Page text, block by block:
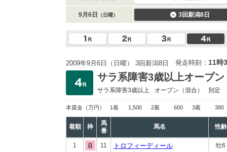
9月6日 （日曜） 3回新潟8日
2009年9月6日（日曜） 3回新潟8日 発走時刻： 11時
サラ系障害3歳以上オープン
サラ系障害3歳以上 オープン （混合） 別定
本賞金 （万円） 1着 1,500 2着 600 3着 380
着順 枠
馬
番
馬名 性齢
1 11 トロフィーディール 牡6